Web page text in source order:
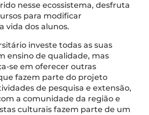
nesse ecossistema, desfruta
para modificar
vida dos alunos.
investe todas as suas
ensino de qualidade, mas
se em oferecer outras
fazem parte do projeto
de pesquisa e extensão,
a comunidade da região e
culturais fazem parte de um